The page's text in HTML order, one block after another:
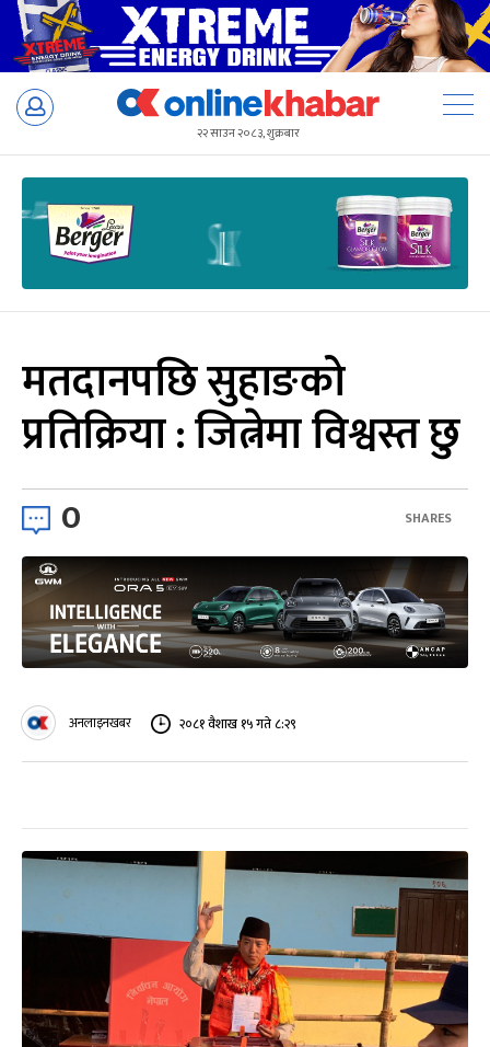
Skip
२२ साउन २०८३, शुक्रबार
मतदानपछि सुहाङको
प्रतिक्रिया : जित्नेमा विश्वस्त छु
0 SHARES
अनलाइनखबर २०८१ वैशाख १५ गते ८:२९